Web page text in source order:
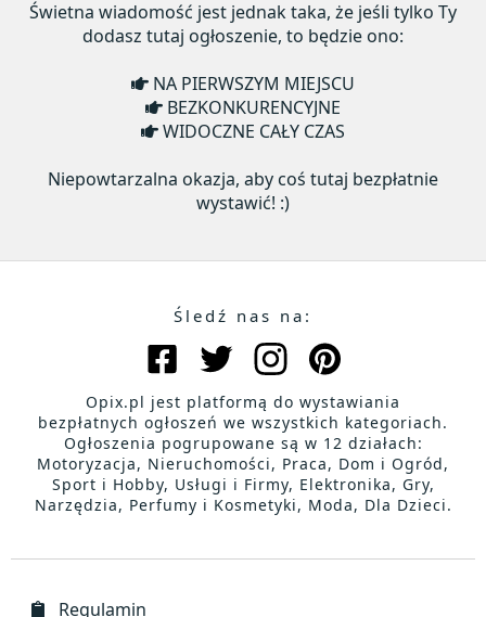
Świetna wiadomość jest jednak taka, że jeśli tylko Ty
dodasz tutaj ogłoszenie, to będzie ono:
NA PIERWSZYM MIEJSCU
BEZKONKURENCYJNE
WIDOCZNE CAŁY CZAS
Niepowtarzalna okazja, aby coś tutaj bezpłatnie
wystawić! :)
Śledź nas na:
Opix.pl jest platformą do wystawiania
bezpłatnych ogłoszeń we wszystkich kategoriach.
Ogłoszenia pogrupowane są w 12 działach:
Motoryzacja, Nieruchomości, Praca, Dom i Ogród,
Sport i Hobby, Usługi i Firmy, Elektronika, Gry,
Narzędzia, Perfumy i Kosmetyki, Moda, Dla Dzieci.
Regulamin